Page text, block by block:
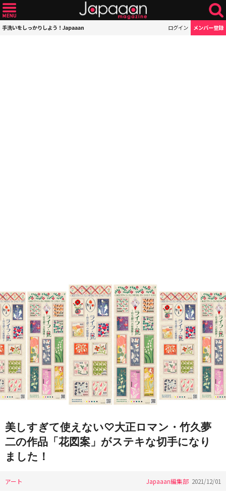
手洗いをしっかりしよう！Japaaan ログイン メンバー登録
美しすぎて使えない♡大正ロマン・竹久夢
二の作品「花図案」がステキな切手になり
ました！
アート Japaaan編集部 2021/12/01